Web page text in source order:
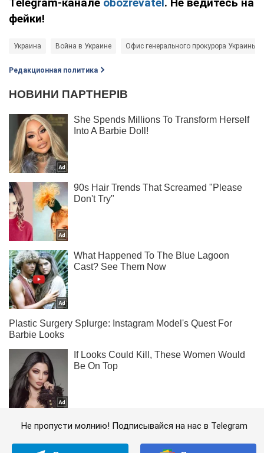
фейки!
Украина Война в Украине Офис генерального прокурора Украины
Редакционная политика
Не пропусти молнию! Подписывайся на нас в Telegram